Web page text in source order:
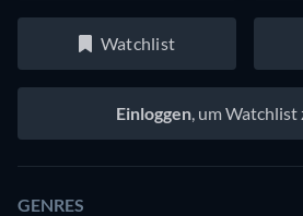
Watchlist
Einloggen , um Watchlist
GENRES